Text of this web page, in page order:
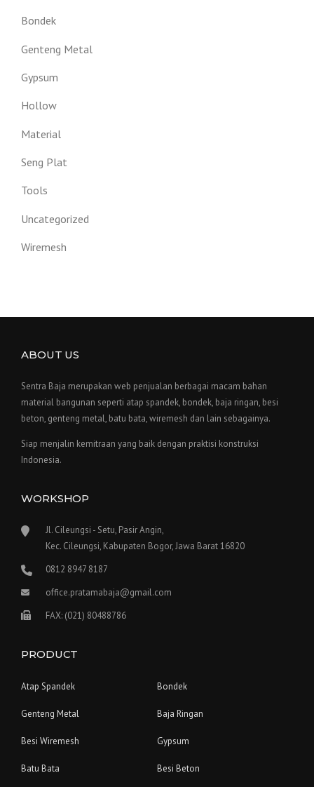
Bondek
Genteng Metal
Gypsum
Hollow
Material
Seng Plat
Tools
Uncategorized
Wiremesh
ABOUT US
Sentra Baja merupakan web penjualan berbagai macam bahan
material bangunan seperti atap spandek, bondek, baja ringan, besi
beton, genteng metal, batu bata, wiremesh dan lain sebagainya.
Siap menjalin kemitraan yang baik dengan praktisi konstruksi
Indonesia.
WORKSHOP
Jl. Cileungsi - Setu, Pasir Angin,
Kec. Cileungsi, Kabupaten Bogor, Jawa Barat 16820
0812 8947 8187
office.pratamabaja@gmail.com
FAX: (021) 80488786
PRODUCT
Atap Spandek Bondek
Genteng Metal Baja Ringan
Besi Wiremesh Gypsum
Batu Bata Besi Beton